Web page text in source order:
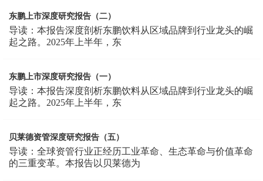
东鹏上市深度研究报告（二）
导读：本报告深度剖析东鹏饮料从区域品牌到行业龙头的崛
起之路。2025年上半年，东
东鹏上市深度研究报告（一）
导读：本报告深度剖析东鹏饮料从区域品牌到行业龙头的崛
起之路。2025年上半年，东
贝莱德资管深度研究报告（五）
导读：全球资管行业正经历工业革命、生态革命与价值革命
的三重变革。本报告以贝莱德为